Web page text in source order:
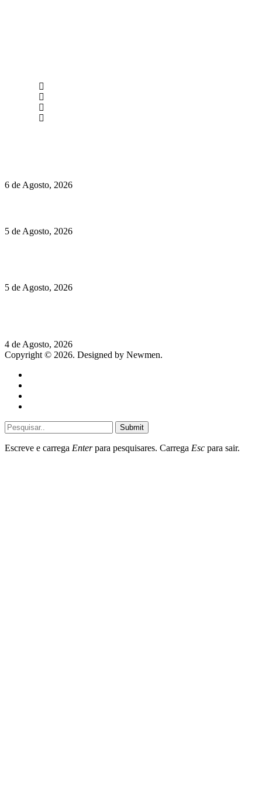
6 de Agosto, 2026
5 de Agosto, 2026
5 de Agosto, 2026
4 de Agosto, 2026
Copyright © 2026. Designed by Newmen.
Submit
Escreve e carrega Enterpara pesquisares. Carrega Esc para sair.